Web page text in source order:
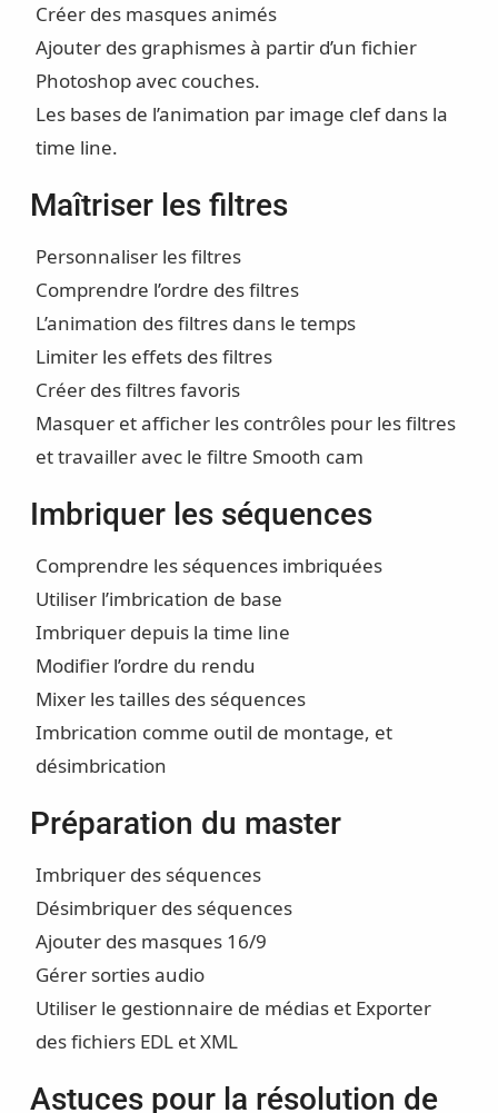
Créer des masques animés
Ajouter des graphismes à partir d’un fichier
Photoshop avec couches.
Les bases de l’animation par image clef dans la
time line.
Maîtriser les filtres
Personnaliser les filtres
Comprendre l’ordre des filtres
L’animation des filtres dans le temps
Limiter les effets des filtres
Créer des filtres favoris
Masquer et afficher les contrôles pour les filtres
et travailler avec le filtre Smooth cam
Imbriquer les séquences
Comprendre les séquences imbriquées
Utiliser l’imbrication de base
Imbriquer depuis la time line
Modifier l’ordre du rendu
Mixer les tailles des séquences
Imbrication comme outil de montage, et
désimbrication
Préparation du master
Imbriquer des séquences
Désimbriquer des séquences
Ajouter des masques 16/9
Gérer sorties audio
Utiliser le gestionnaire de médias et Exporter
des fichiers EDL et XML
Astuces pour la résolution de